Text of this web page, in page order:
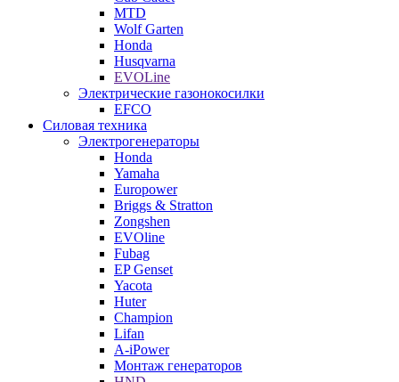
MTD
Wolf Garten
Honda
Husqvarna
EVOLine
Электрические газонокосилки
EFCO
Силовая техника
Электрогенераторы
Honda
Yamaha
Europower
Briggs & Stratton
Zongshen
EVOline
Fubag
EP Genset
Yacota
Huter
Champion
Lifan
A-iPower
Монтаж генераторов